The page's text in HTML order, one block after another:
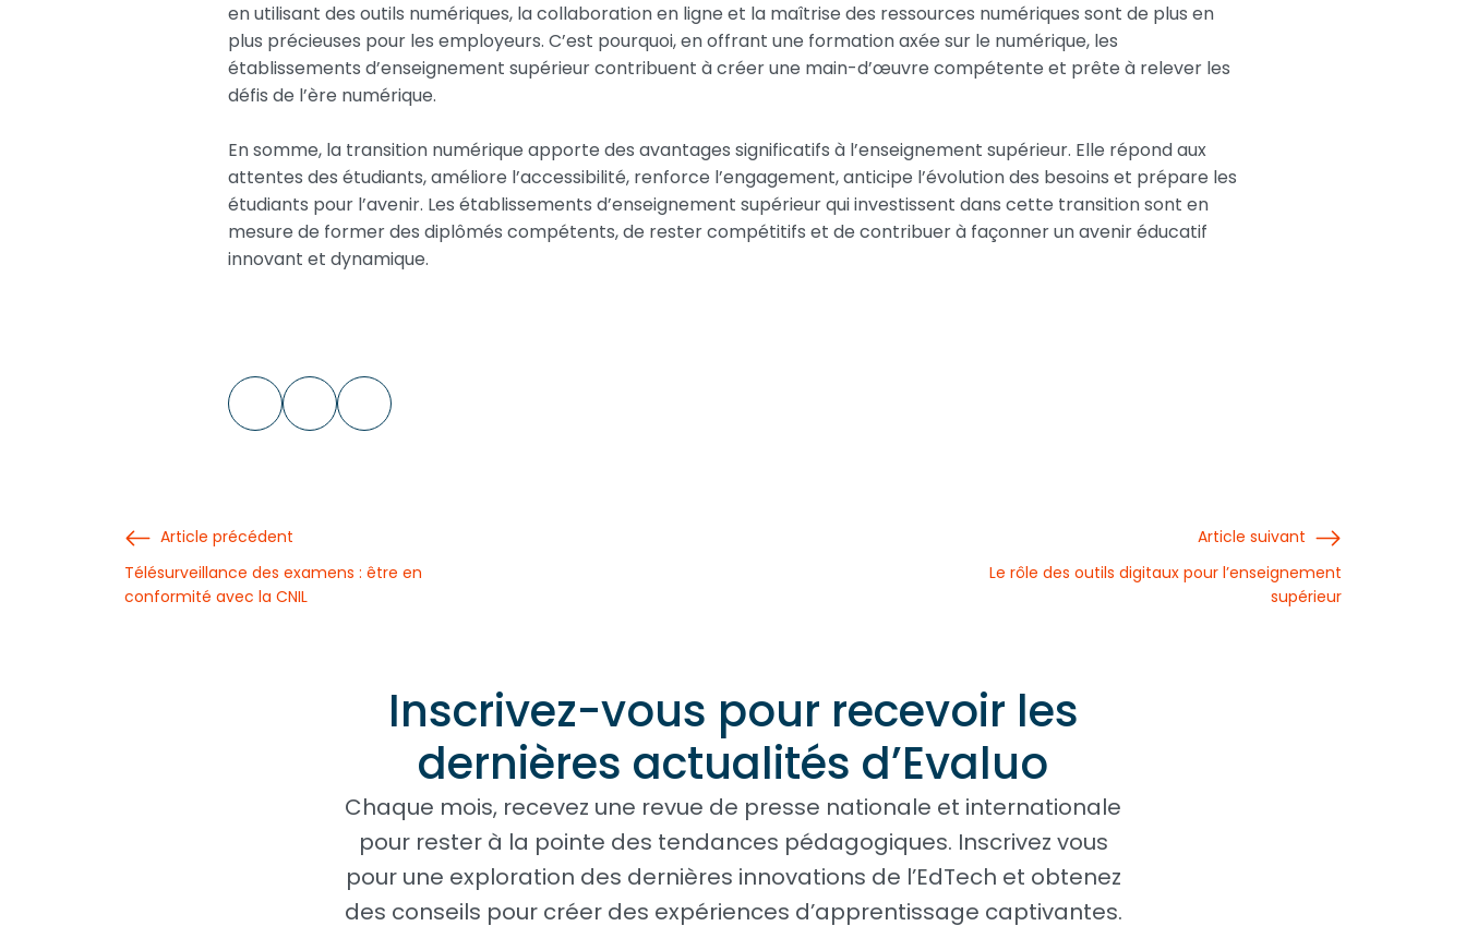
en utilisant des outils numériques, la collaboration en ligne et la maîtrise des ressources numériques sont de plus en
plus précieuses pour les employeurs. C’est pourquoi, en offrant une formation axée sur le numérique, les
établissements d’enseignement supérieur contribuent à créer une main-d’œuvre compétente et prête à relever les
défis de l’ère numérique.
En somme, la transition numérique apporte des avantages significatifs à l’enseignement supérieur. Elle répond aux
attentes des étudiants, améliore l’accessibilité, renforce l’engagement, anticipe l’évolution des besoins et prépare les
étudiants pour l’avenir. Les établissements d’enseignement supérieur qui investissent dans cette transition sont en
mesure de former des diplômés compétents, de rester compétitifs et de contribuer à façonner un avenir éducatif
innovant et dynamique.
Article précédent
Télésurveillance des examens : être en
conformité avec la CNIL
Article suivant
Le rôle des outils digitaux pour l’enseignement
supérieur
Inscrivez-vous pour recevoir les
dernières actualités d’Evaluo
Chaque mois, recevez une revue de presse nationale et internationale
pour rester à la pointe des tendances pédagogiques. Inscrivez vous
pour une exploration des dernières innovations de l’EdTech et obtenez
des conseils pour créer des expériences d’apprentissage captivantes.